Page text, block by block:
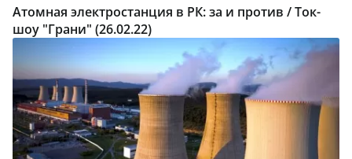
Атомная электростанция в РК: за и против / Ток-
шоу "Грани" (26.02.22)